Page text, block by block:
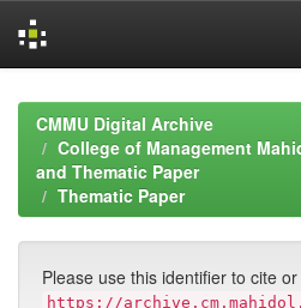
navigationCMMU Digital Archive
College of Management
and Thematic Paper
Thematic Paper
Please use this identifier to cite
https://